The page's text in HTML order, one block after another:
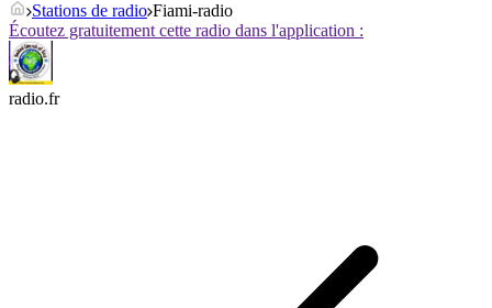
Stations de radio Fiami-radio
Écoutez gratuitement cette radio dans l'application :
radio.fr